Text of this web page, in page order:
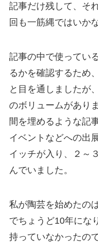
記事だけ残して、そ
回も一筋縄ではいか
記事の中で使ってい
るかを確認するため
と目を通しましたが
のボリュームがあり
間を埋めるような記
イベントなどへの出
イッチが入り、２～
んでいました。
私が陶芸を始めたの
でちょうど10年にな
持っていなかったの